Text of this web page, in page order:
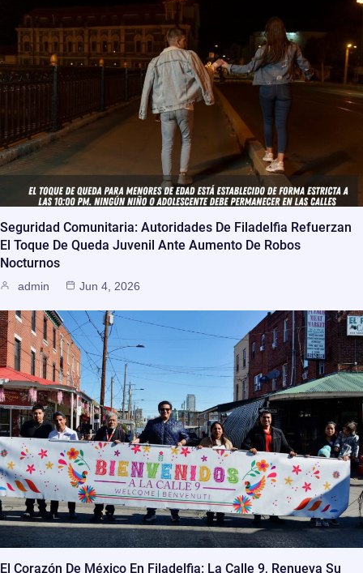
Seguridad Comunitaria: Autoridades De Filadelfia Refuerzan
El Toque De Queda Juvenil Ante Aumento De Robos
Nocturnos
admin Jun 4, 2026
El Corazón De México En Filadelfia: La Calle 9, Renueva Su